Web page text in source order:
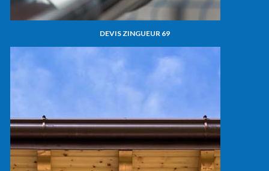
DEVIS ZINGUEUR 69